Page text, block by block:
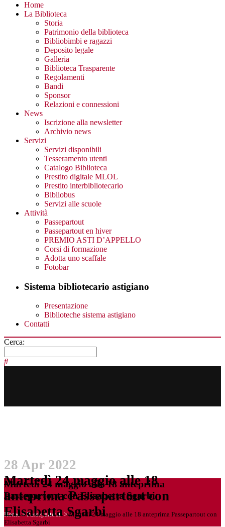
Home
La Biblioteca
Storia
Patrimonio della biblioteca
Bibliobimbi e ragazzi
Deposito legale
Galleria
Biblioteca Trasparente
Regolamenti
Bandi
Sponsor
Relazioni e connessioni
News
Iscrizione alla newsletter
Archivio news
Servizi
Servizi disponibili
Tesseramento utenti
Catalogo Biblioteca
Prestito digitale MLOL
Prestito interbibliotecario
Bibliobus
Servizi alle scuole
Attività
Passepartout
Passepartout en hiver
PREMIO ASTI D’APPELLO
Corsi di formazione
Adotta uno scaffale
Fotobar
Sistema bibliotecario astigiano
Presentazione
Biblioteche sistema astigiano
Contatti
Cerca:
Martedì 24 maggio alle 18 anteprima
Passepartout con Elisabetta Sgarbi
Home>Passepartout >Martedì 24 maggio alle 18 anteprima Passepartout con
Elisabetta Sgarbi
28 Apr 2022
Martedì 24 maggio alle 18
anteprima Passepartout con
Elisabetta Sgarbi